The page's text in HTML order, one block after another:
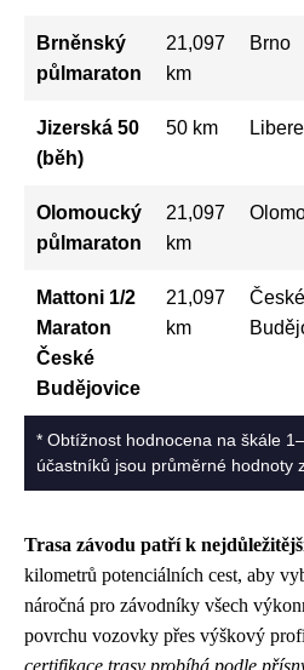
Brněnský
půlmaraton
21,097
km
Brno
Jizerská 50
(běh)
50 km
Olomoucký
půlmaraton
21,097
km
Mattoni 1/2
Maraton
České
Budějovice
21,097
km
České
* Obtížnost hodnocena na škále
účastníků jsou průměrné hodnoty
Trasa závodu patří k
kilometrů potenciálních cest, aby
náročná pro závodníky všech
povrchu vozovky přes výškový
certifikace trasy probíhá podle